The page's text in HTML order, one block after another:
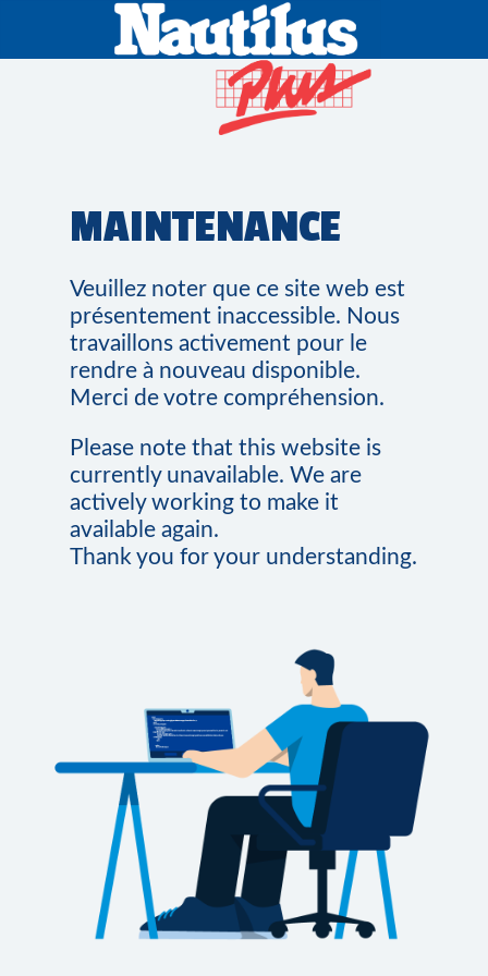
MAINTENANCE
Veuillez noter que ce site web est
présentement inaccessible. Nous
travaillons activement pour le
rendre à nouveau disponible.
Merci de votre compréhension.
Please note that this website is
currently unavailable. We are
actively working to make it
available again.
Thank you for your understanding.